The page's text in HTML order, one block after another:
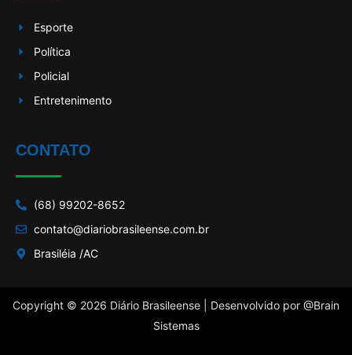
Esporte
Política
Policial
Entretenimento
CONTATO
(68) 99202-8652
contato@diariobrasileense.com.br
Brasiléia /AC
Copyright © 2026 Diário Brasileense | Desenvolvido por @Brain
Sistemas